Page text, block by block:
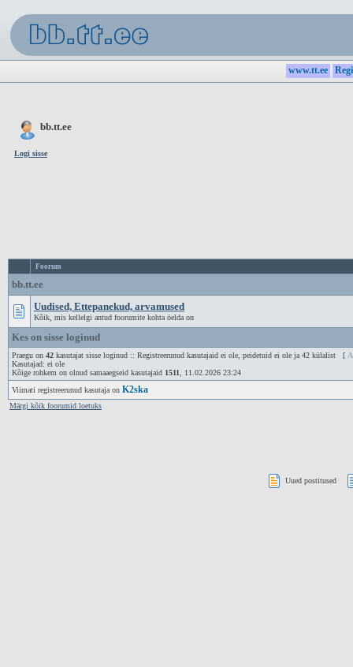
www.tt.ee
bb.tt.ee
Logi sisse
Foorum
bb.tt.ee
Uudised, Ettepanekud, arvamused
Kõik, mis kellelgi antud foorumite kohta öelda on
Kes on sisse loginud
Praegu on 42 kasutajat sisse loginud :: Registreerunud kasutajaid ei ole, peidetuid ei ole ja 42 külalist [
Kasutajad: ei ole
Kõige rohkem on olnud samaaegseid kasutajaid 1511 , 11.02.2026 23:24
Viimati registreerunud kasutaja on K2ska
Märgi kõik foorumid loetuks
Uued postitused